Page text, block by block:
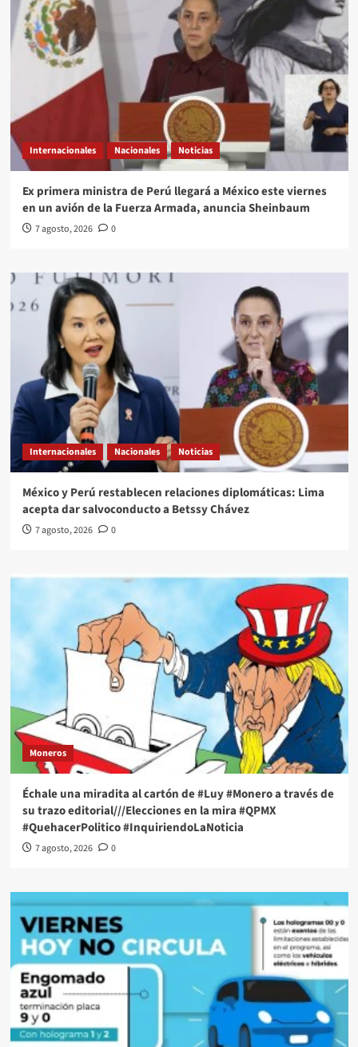
Internacionales Nacionales Noticias
Ex primera ministra de Perú llegará a México este viernes
en un avión de la Fuerza Armada, anuncia Sheinbaum
7 agosto, 2026 0
Internacionales Nacionales Noticias
México y Perú restablecen relaciones diplomáticas: Lima
acepta dar salvoconducto a Betssy Chávez
7 agosto, 2026 0
Moneros
Échale una miradita al cartón de #Luy #Monero a través de
su trazo editorial///Elecciones en la mira #QPMX
#QuehacerPolitico #InquiriendoLaNoticia
7 agosto, 2026 0